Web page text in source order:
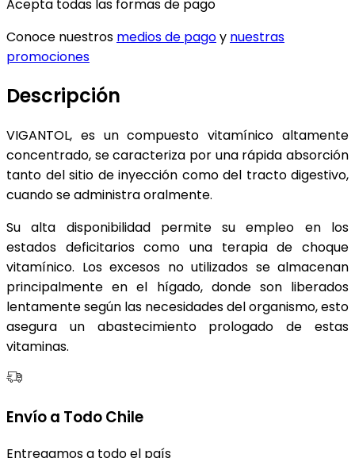
Acepta todas las formas de pago
Conoce nuestros medios de pagoy nuestras
promociones
Descripción
VIGANTOL, es un compuesto vitamínico altamente
concentrado, se caracteriza por una rápida absorción
tanto del sitio de inyección como del tracto digestivo,
cuando se administra oralmente.
Su alta disponibilidad permite su empleo en los
estados deficitarios como una terapia de choque
vitamínico. Los excesos no utilizados se almacenan
principalmente en el hígado, donde son liberados
lentamente según las necesidades del organismo, esto
asegura un abastecimiento prologado de estas
vitaminas.
Envío a Todo Chile
Entregamos a todo el país